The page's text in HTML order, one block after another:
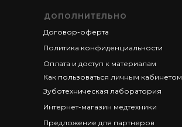
ДОПОЛНИТЕЛЬНО
Договор-оферта
Политика конфиденциальности
Оплата и доступ к материалам
Как пользоваться личным кабинетом
Зуботехническая лаборатория
Интернет-магазин медтехники
Предложение для партнеров